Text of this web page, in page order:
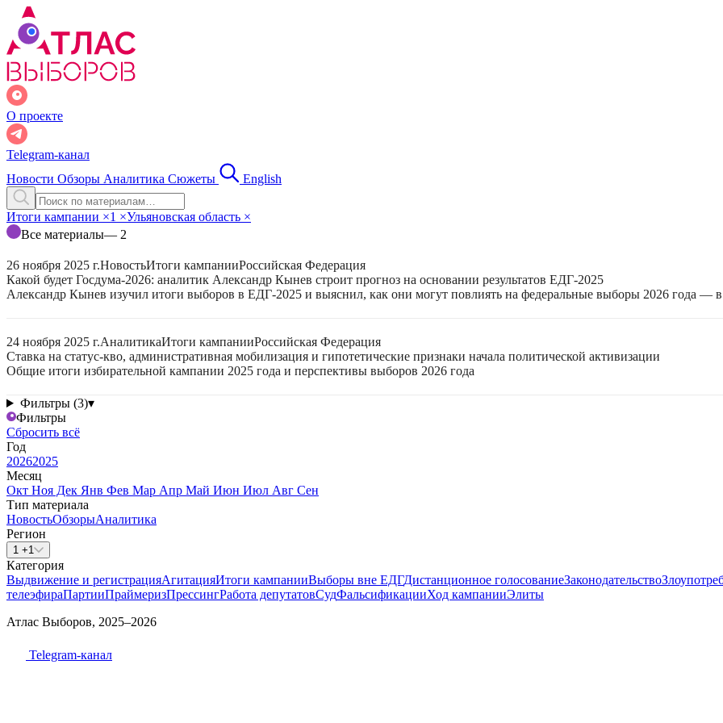
О проекте
Telegram-канал
Новости Обзоры Аналитика Сюжеты English
Итоги кампании ×1 ×Ульяновская область ×
Все материалы— 2
26 ноября 2025 г.НовостьИтоги кампанииРоссийская Федерация
Какой будет Госдума-2026: аналитик Александр Кынев строит прогноз на основании результатов ЕДГ-2025
Александр Кынев изучил итоги выборов в ЕДГ-2025 и выяснил, как они могут повлиять на федеральные выборы 2026 года —
24 ноября 2025 г.АналитикаИтоги кампанииРоссийская Федерация
Ставка на статус-кво, административная мобилизация и гипотетические признаки начала политической активизации
Общие итоги избирательной кампании 2025 года и перспективы выборов 2026 года
Фильтры (3)▾
Фильтры
Сбросить всё
Год
20262025
Месяц
Окт Ноя Дек Янв Фев Мар Апр Май Июн Июл Авг Сен
Тип материала
НовостьОбзорыАналитика
Регион
1 +1
Категория
Выдвижение и регистрацияАгитацияИтоги кампанииВыборы вне ЕДГДистанционное голосованиеЗаконодательство
телеэфираПартииПраймеризПрессингРабота депутатовСудФальсификацииХод кампанииЭлиты
Атлас Выборов, 2025–2026
Telegram-канал